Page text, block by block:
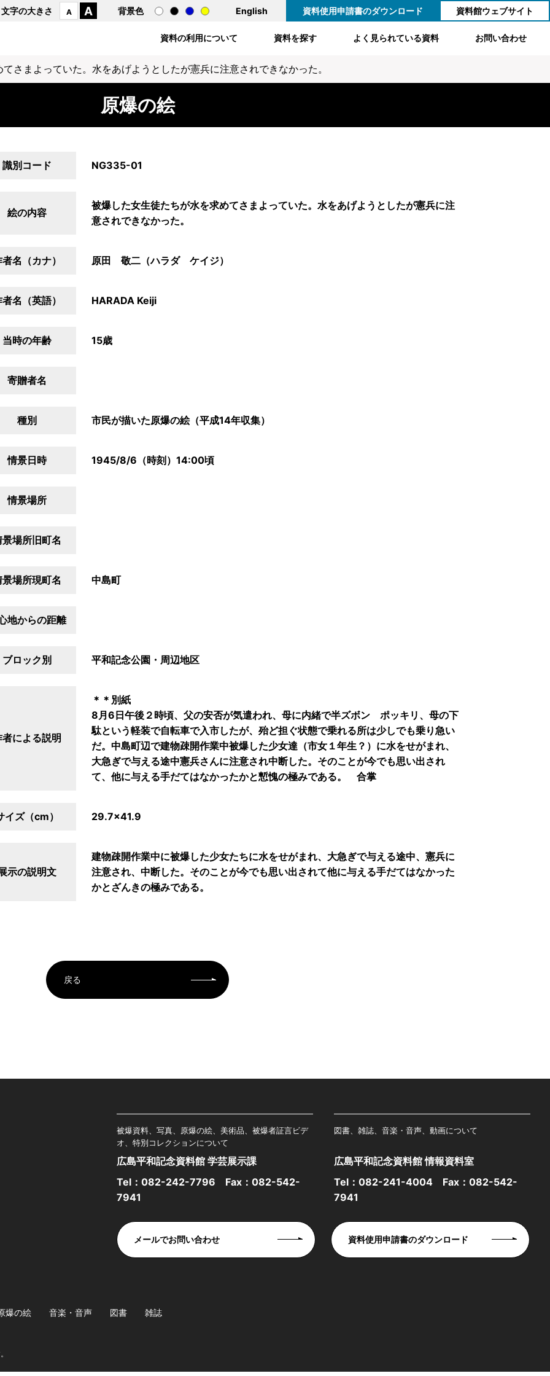
文字の大きさ A A 背景色 English 資料使用申請書のダウンロード 資料館ウェブサイト
資料の利用について 資料を探す よく見られている資料 お問い合わせ
さまよっていた。水をあげようとしたが憲兵に注意されできなかった。
原爆の絵
識別コード NG335-01
絵の内容
被爆した女生徒たちが水を求めてさまよっていた。水をあげようとしたが憲兵に注
意されできなかった。
名（カナ） 原田 敬二（ハラダ ケイジ）
名（英語） HARADA Keiji
当時の年齢 15歳
寄贈者名
種別 市民が描いた原爆の絵（平成14年収集）
情景日時 1945/8/6（時刻）14:00頃
情景場所
景場所旧町名
景場所現町名 中島町
地からの距離
ブロック別 平和記念公園・周辺地区
者による説明
＊＊別紙
8月6日午後２時頃、父の安否が気遣われ、母に内緒で半ズボン ポッキリ、母の下
駄という軽装で自転車で入市したが、殆ど担ぐ状態で乗れる所は少しでも乗り急い
だ。中島町辺で建物疎開作業中被爆した少女達（市女１年生？）に水をせがまれ、
大急ぎで与える途中憲兵さんに注意され中断した。そのことが今でも思い出され
て、他に与える手だてはなかったかと慙愧の極みである。 合掌
イズ（cm） 29.7×41.9
示の説明文
建物疎開作業中に被爆した少女たちに水をせがまれ、大急ぎで与える途中、憲兵に
注意され、中断した。そのことが今でも思い出されて他に与える手だてはなかった
かとざんきの極みである。
戻る
被爆資料、写真、原爆の絵、美術品、被爆者証言ビデ
オ、特別コレクションについて
広島平和記念資料館 学芸展示課
Tel： 082-242-7796 Fax：082-542-
7941
図書、雑誌、音楽・音声、動画について
広島平和記念資料館 情報資料室
Tel： 082-241-4004 Fax：082-542-
7941
メールでお問い合わせ 資料使用申請書のダウンロード
爆の絵 音楽・音声 図書 雑誌